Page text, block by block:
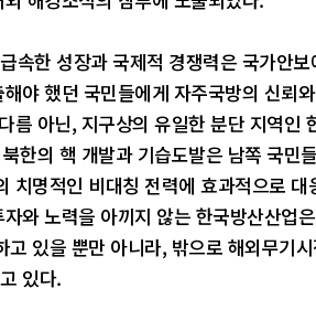
속한 성장과 국제적 경쟁력은 국가안
야 했던 국민들에게 자주국방의 신뢰
름 아닌, 지구상의 유일한 분단 지역인
한의 핵 개발과 기습도발은 남쪽 국민
치명적인 비대칭 전력에 효과적으로
와 노력을 아끼지 않는 한국방산산업
고 있을 뿐만 아니라, 밖으로 해외무기
있다.